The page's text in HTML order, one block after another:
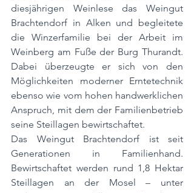
diesjährigen Weinlese das Weingut
Brachtendorf in Alken und begleitete
die Winzerfamilie bei der Arbeit im
Weinberg am Fuße der Burg Thurandt.
Dabei überzeugte er sich von den
Möglichkeiten moderner Erntetechnik
ebenso wie vom hohen handwerklichen
Anspruch, mit dem der Familienbetrieb
seine Steillagen bewirtschaftet.
Das Weingut Brachtendorf ist seit
Generationen in Familienhand.
Bewirtschaftet werden rund 1,8 Hektar
Steillagen an der Mosel – unter